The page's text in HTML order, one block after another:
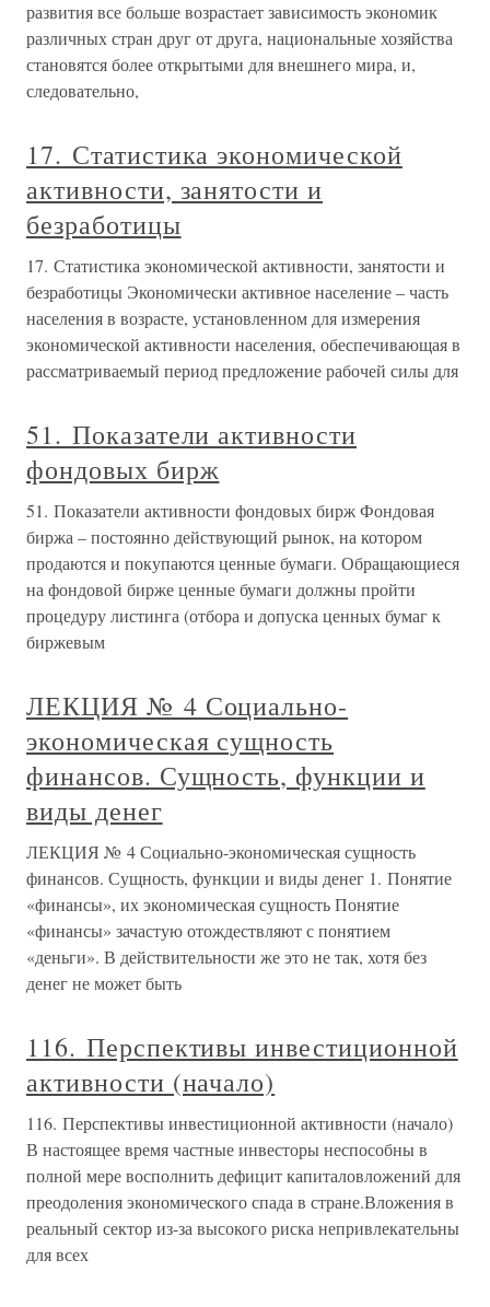
развития все больше возрастает зависимость экономик
различных стран друг от друга, национальные хозяйства
становятся более открытыми для внешнего мира, и,
следовательно,
17. Статистика экономической
активности, занятости и
безработицы
17. Статистика экономической активности, занятости и
безработицы Экономически активное население – часть
населения в возрасте, установленном для измерения
экономической активности населения, обеспечивающая в
рассматриваемый период предложение рабочей силы для
51. Показатели активности
фондовых бирж
51. Показатели активности фондовых бирж Фондовая
биржа – постоянно действующий рынок, на котором
продаются и покупаются ценные бумаги. Обращающиеся
на фондовой бирже ценные бумаги должны пройти
процедуру листинга (отбора и допуска ценных бумаг к
биржевым
ЛЕКЦИЯ № 4 Социально-
экономическая сущность
финансов. Сущность, функции и
виды денег
ЛЕКЦИЯ № 4 Социально-экономическая сущность
финансов. Сущность, функции и виды денег 1. Понятие
«финансы», их экономическая сущность Понятие
«финансы» зачастую отождествляют с понятием
«деньги». В действительности же это не так, хотя без
денег не может быть
116. Перспективы инвестиционной
активности (начало)
116. Перспективы инвестиционной активности (начало)
В настоящее время частные инвесторы неспособны в
полной мере восполнить дефицит капиталовложений для
преодоления экономического спада в стране.Вложения в
реальный сектор из-за высокого риска непривлекательны
для всех